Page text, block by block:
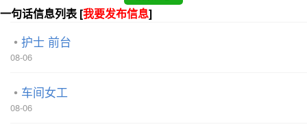
一句话信息列表 [我要发布信息]
护士 前台
08-06
车间女工
08-06